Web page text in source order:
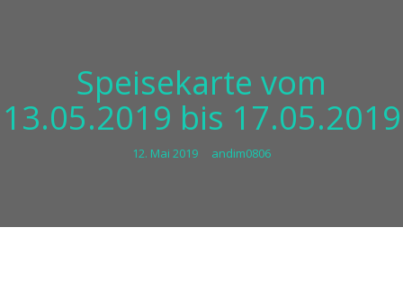
Speisekarte vom
13.05.2019 bis 17.05.2019
12. Mai 2019 andim0806